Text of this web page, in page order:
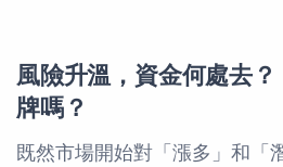
風險升溫，資金何處去
牌嗎？
既然市場開始對「漲多」和「